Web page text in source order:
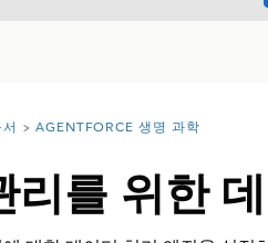
AGENTFORCE 생명 과학
리를 위한